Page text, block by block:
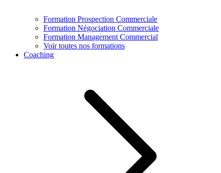
Formation Prospection Commerciale
Formation Négociation Commerciale
Formation Management Commercial
Voir toutes nos formations
Coaching